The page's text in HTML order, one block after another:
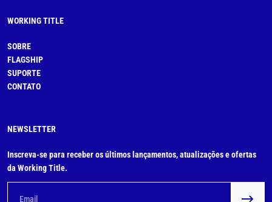
WORKING TITLE
SOBRE
FLAGSHIP
SUPORTE
CONTATO
NEWSLETTER
Inscreva-se para receber os últimos lançamentos, atualizações e ofertas
da Working Title.